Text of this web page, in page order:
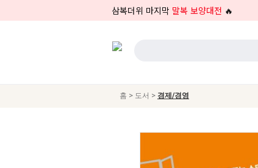
삼복더위 마지막 말복 보양대전 🔥
홈 > 도서 > 경제/경영